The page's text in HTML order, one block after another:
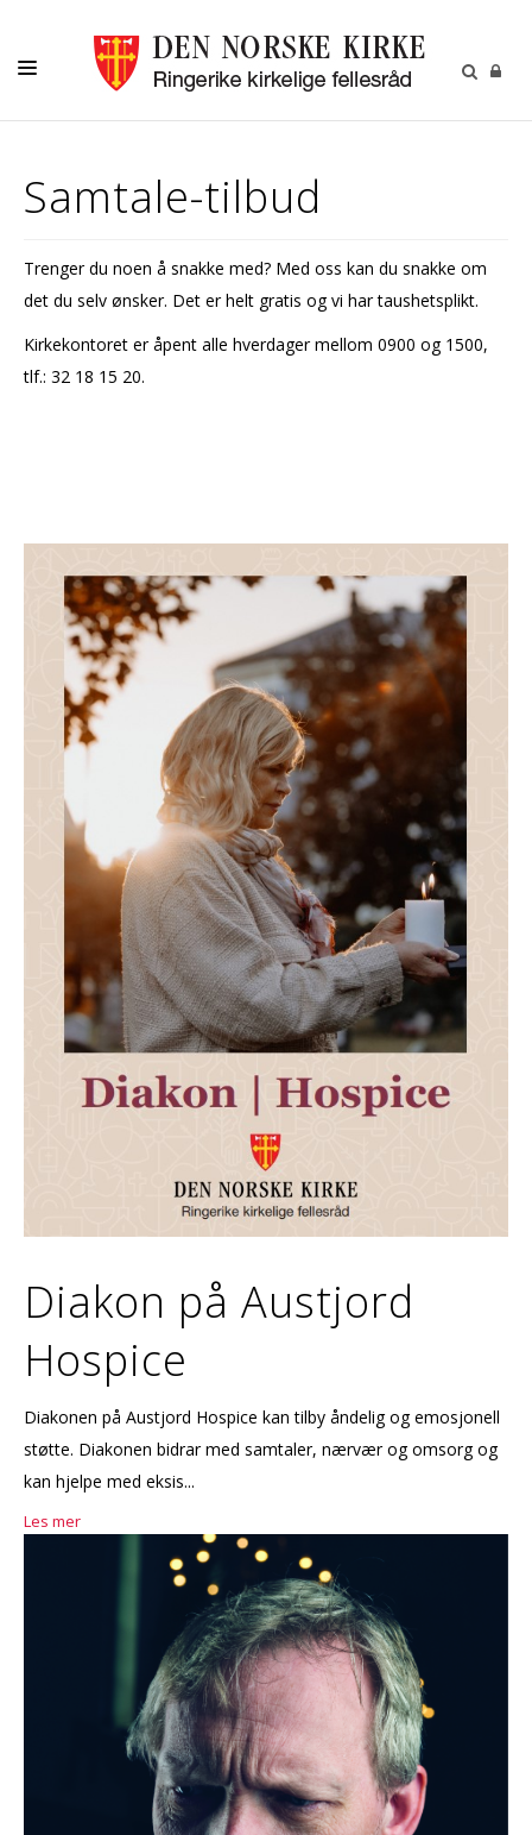
AKTIVITETER
FRIVILLIG
OM OSS
Samtale-tilbud
Trenger du noen å snakke med? Med oss kan du snakke om
det du selv ønsker. Det er helt gratis og vi har taushetsplikt.
Kirkekontoret er åpent alle hverdager mellom 0900 og 1500,
tlf.: 32 18 15 20.
Diakon på Austjord
Hospice
Diakonen på Austjord Hospice kan tilby åndelig og emosjonell
støtte. Diakonen bidrar med samtaler, nærvær og omsorg og
kan hjelpe med eksis...
Les mer